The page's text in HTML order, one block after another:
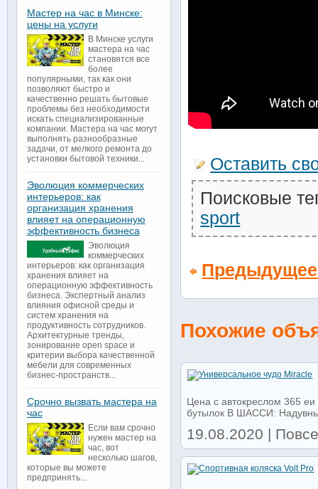
Оставить
Поисковые
sport
Похожие
Цена с автокреслом 365
бутылок В ШАССИ:
19.08.2020 |
Мастер на час в Минске:
цены на услуги
В Минске услуги
мастера на час
становятся все
более
популярными, так как они
позволяют быстро и
качественно решать бытовые
проблемы без необходимости
искать специализированные
компании. Мастера на час могут
выполнять разнообразные
задачи, от мелкого ремонта до
установки бытовой техники...
Эволюция коммерческих
интерьеров: как
организация хранения
влияет на операционную
эффективность бизнеса
Эволюция
коммерческих
интерьеров: как организация
хранения влияет на
операционную эффективность
бизнеса. Экспертный анализ
влияния офисной среды и
систем хранения на
продуктивность сотрудников.
Архитектурные тренды,
зонирование open space и
критерии выбора качественной
мебели для современных
бизнес-пространств...
Срочно вызвать мастера на
час
Если вам срочно
нужен мастер на
час, вот
несколько шагов,
которые вы можете
предпринять...